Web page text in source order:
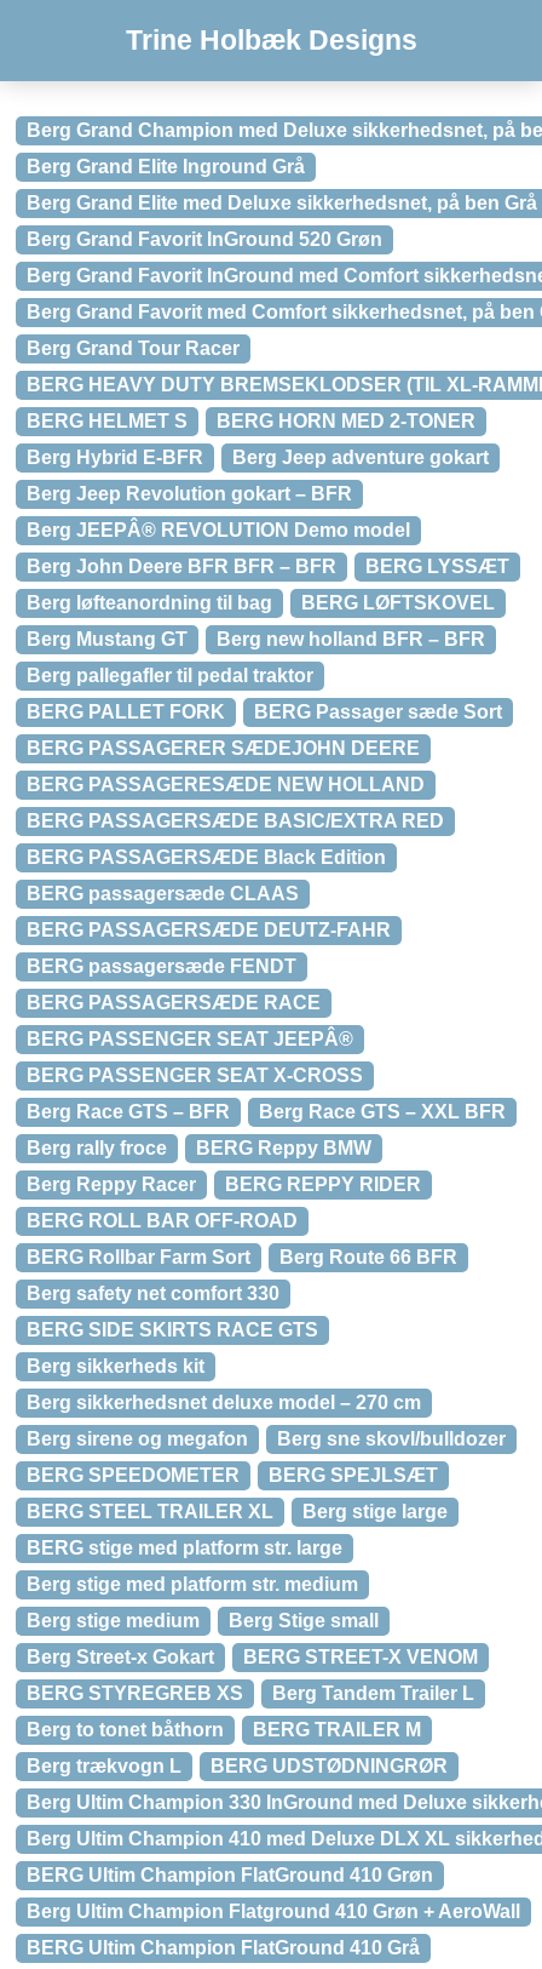
Trine Holbæk Designs
Berg Grand Champion med Deluxe sikkerhedsnet, på
Berg Grand Elite Inground Grå
Berg Grand Elite med Deluxe sikkerhedsnet, på ben Grå
Berg Grand Favorit InGround 520 Grøn
Berg Grand Favorit InGround med Comfort
Berg Grand Favorit med Comfort sikkerhedsnet, på ben
Berg Grand Tour Racer
BERG HEAVY DUTY BREMSEKLODSER (TIL XL-
BERG HELMET S
BERG HORN MED 2-TONER
Berg Hybrid E-BFR
Berg Jeep adventure gokart
Berg Jeep Revolution gokart – BFR
Berg JEEPÂ® REVOLUTION Demo model
Berg John Deere BFR BFR – BFR
BERG LYSSÆT
Berg løfteanordning til bag
BERG LØFTSKOVEL
Berg Mustang GT
Berg new holland BFR – BFR
Berg pallegafler til pedal traktor
BERG PALLET FORK
BERG Passager sæde Sort
BERG PASSAGERER SÆDEJOHN DEERE
BERG PASSAGERESÆDE NEW HOLLAND
BERG PASSAGERSÆDE BASIC/EXTRA RED
BERG PASSAGERSÆDE Black Edition
BERG passagersæde CLAAS
BERG PASSAGERSÆDE DEUTZ-FAHR
BERG passagersæde FENDT
BERG PASSAGERSÆDE RACE
BERG PASSENGER SEAT JEEPÂ®
BERG PASSENGER SEAT X-CROSS
Berg Race GTS – BFR
Berg Race GTS – XXL BFR
Berg rally froce
BERG Reppy BMW
Berg Reppy Racer
BERG REPPY RIDER
BERG ROLL BAR OFF-ROAD
BERG Rollbar Farm Sort
Berg Route 66 BFR
Berg safety net comfort 330
BERG SIDE SKIRTS RACE GTS
Berg sikkerheds kit
Berg sikkerhedsnet deluxe model – 270 cm
Berg sirene og megafon
Berg sne skovl/bulldozer
BERG SPEEDOMETER
BERG SPEJLSÆT
BERG STEEL TRAILER XL
Berg stige large
BERG stige med platform str. large
Berg stige med platform str. medium
Berg stige medium
Berg Stige small
Berg Street-x Gokart
BERG STREET-X VENOM
BERG STYREGREB XS
Berg Tandem Trailer L
Berg to tonet båthorn
BERG TRAILER M
Berg trækvogn L
BERG UDSTØDNINGRØR
Berg Ultim Champion 330 InGround med Deluxe
Berg Ultim Champion 410 med Deluxe DLX XL
BERG Ultim Champion FlatGround 410 Grøn
Berg Ultim Champion Flatground 410 Grøn + AeroWall
BERG Ultim Champion FlatGround 410 Grå